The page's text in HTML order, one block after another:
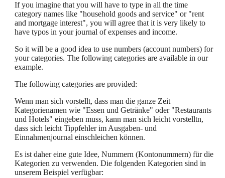
If you imagine that you will have to type in all the time
category names like "household goods and service" or "rent
and mortgage interest", you will agree that it is very likely to
have typos in your journal of expenses and income.
So it will be a good idea to use numbers (account numbers) for
your categories. The following categories are available in our
example.
The following categories are provided:
Wenn man sich vorstellt, dass man die ganze Zeit
Kategorienamen wie "Essen und Getränke" oder "Restaurants
und Hotels" eingeben muss, kann man sich leicht vorstelltn,
dass sich leicht Tippfehler im Ausgaben- und
Einnahmenjournal einschleichen können.
Es ist daher eine gute Idee, Nummern (Kontonummern) für die
Kategorien zu verwenden. Die folgenden Kategorien sind in
unserem Beispiel verfügbar: